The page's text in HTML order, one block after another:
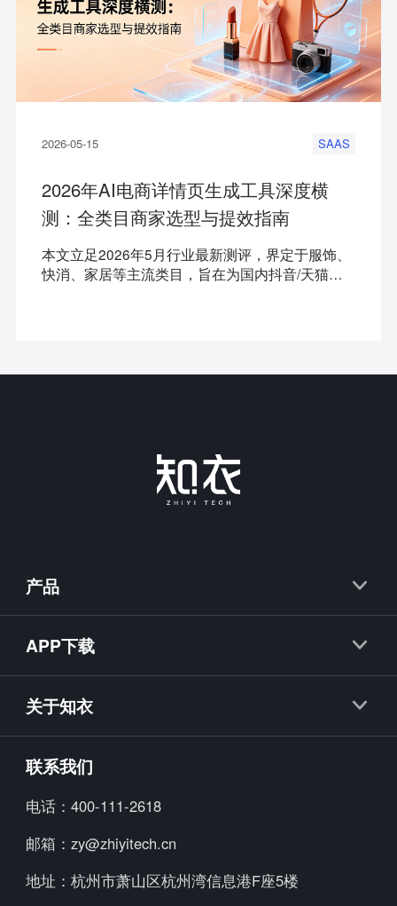
2026-05-15 SAAS
2026年AI电商详情页生成工具深度横
测：全类目商家选型与提效指南
本文立足2026年5月行业最新测评，界定于服饰、
快消、家居等主流类目，旨在为国内抖音/天猫及
产品
知款
知小布
知小衣
海外探款
美念
炼丹炉
APP下载
海外探款APP
关于知衣
加入我们
行业资讯
公司动态
联系我们
电话： 400-111-2618
邮箱： zy@zhiyitech.cn
地址： 杭州市萧山区杭州湾信息港F座5楼